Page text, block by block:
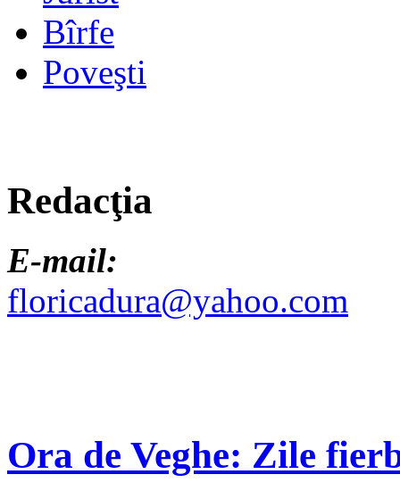
Bîrfe
Poveşti
Redacţia
E-mail:
floricadura@yahoo.com
Ora de Veghe: Zile